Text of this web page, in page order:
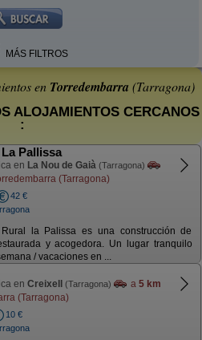
MÁS FILTROS
en Torredembarra (Tarragona)
ALOJAMIENTOS CERCANOS
:
Pallissa
en La Nou de Gaià (Tarragona)
(Tarragona)
42 €
la Palissa es una construcción de
y acogedora. Un lugar tranquilo
/ vacaciones en ...
en Creixell (Tarragona) a 5 km
(Tarragona)
10 €